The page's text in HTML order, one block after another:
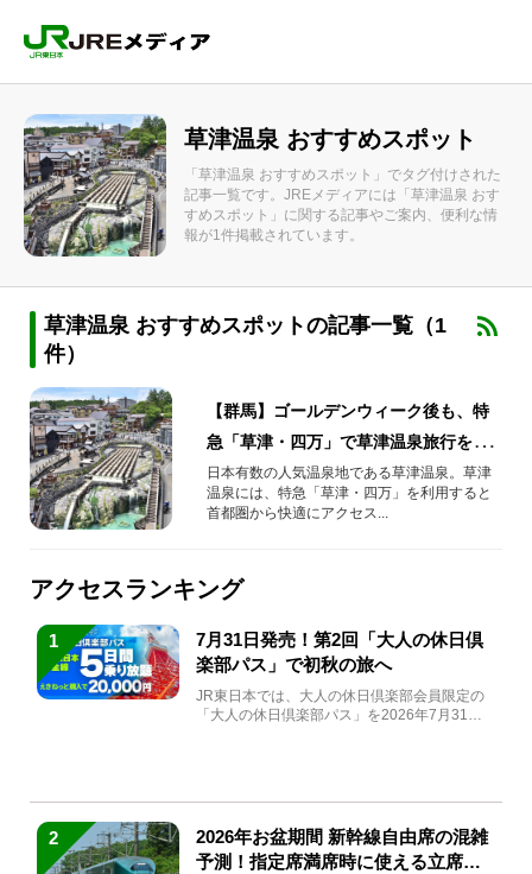
草津温泉 おすすめスポット
「草津温泉 おすすめスポット」でタグ付けされた
記事一覧です。JREメディアには「草津温泉 おす
すめスポット」に関する記事やご案内、便利な情
報が1件掲載されています。
草津温泉 おすすめスポットの記事一覧（1
件）
【群馬】ゴールデンウィーク後も、特
急「草津・四万」で草津温泉旅行をお
トクに楽しもう！
日本有数の人気温泉地である草津温泉。草津
温泉には、特急「草津・四万」を利用すると
首都圏から快適にアクセス...
アクセスランキング
1
7月31日発売！第2回「大人の休日倶
楽部パス」で初秋の旅へ
JR東日本では、大人の休日倶楽部会員限定の
「大人の休日倶楽部パス」を2026年7月31日
2
2026年お盆期間 新幹線自由席の混雑
予測！指定席満席時に使える立席特